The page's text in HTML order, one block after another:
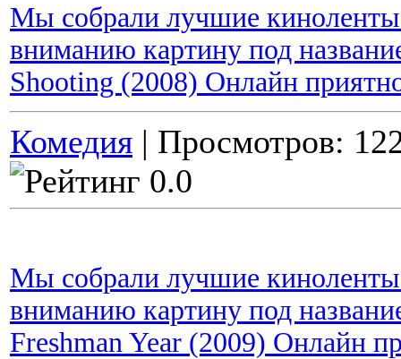
Мы собрали лучшие киноленты
вниманию картину под
Shooting (2008) Онлайн
Комедия | Просмотров:
Мы собрали лучшие киноленты
вниманию картину под
Freshman Year (2009) Онлайн